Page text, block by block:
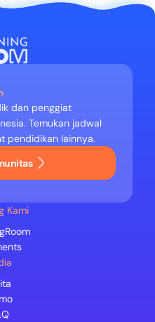
dan penggiat
Temukan jadwal
pendidikan lainnya.
Kami